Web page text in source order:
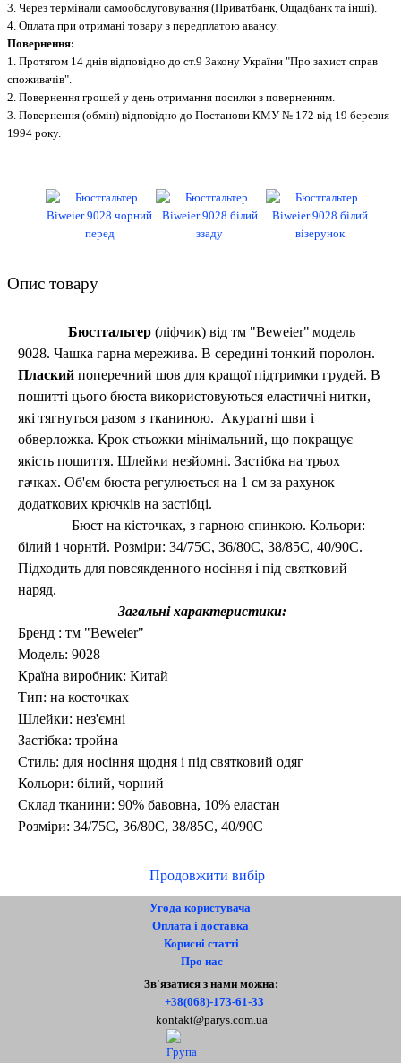
3. Через термінали самообслуговування (Приватбанк, Ощадбанк та інші).
4. Оплата при отримані товару з передплатою авансу.
Повернення:
1. Протягом 14 днів відповідно до ст.9 Закону України "Про захист справ
споживачів".
2. Повернення грошей у день отримання посилки з поверненням.
3. Повернення (обмін) відповідно до Постанови КМУ № 172 від 19 березня
1994 року.
Опис товару
Бюстгальтер (ліфчик) від тм "Beweier" модель
9028. Чашка гарна мережива. В середині тонкий поролон.
Плаский поперечний шов для кращої підтримки грудей. В
пошитті цього бюста використовуються еластичні нитки,
які тягнуться разом з тканиною. Акуратні шви і
обверложка. Крок стьожки мінімальний, що покращує
якість пошиття. Шлейки незйомні. Застібка на трьох
гачках. Об'єм бюста регулюється на 1 см за рахунок
додаткових крючків на застібці.
Бюст на кісточках, з гарною спинкою. Кольори:
білий і чорнтй. Розміри: 34/75С, 36/80С, 38/85С, 40/90С.
Підходить для повсякденного носіння і під святковий
наряд.
Загальні характеристики:
Бренд : тм "Beweier"
Модель: 9028
Країна виробник: Китай
Тип: на косточках
Шлейки: нез'ємні
Застібка: тройна
Стиль: для носіння щодня і під святковий одяг
Кольори: білий, чорний
Склад тканини: 90% бавовна, 10% еластан
Розміри: 34/75С, 36/80С, 38/85С, 40/90С
Продовжити вибір
Угода користувача
Оплата і доставка
Корисні статті
Про нас
Контакти
Зв'язатися з нами можна:
+38(068)-173-61-33
kontakt@parys.com.ua